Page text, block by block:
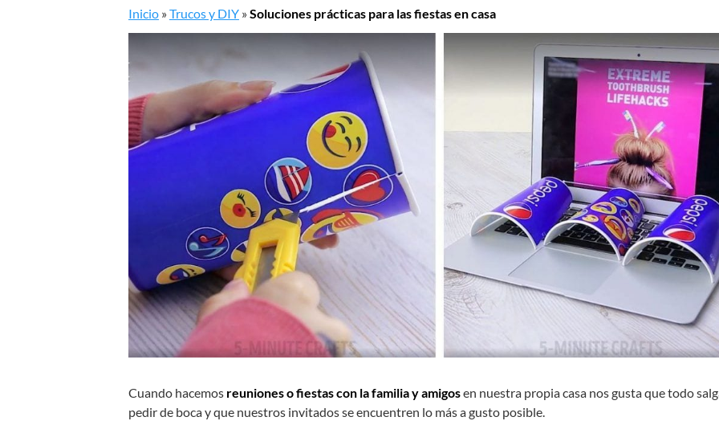
Inicio »Trucos y DIY »Soluciones prácticas para las fiestas en casa
Cuando hacemos reuniones o fiestas con la familia y amigosen nuestra propia casa nos gusta que todo
pedir de boca y que nuestros invitados se encuentren lo más a gusto posible.